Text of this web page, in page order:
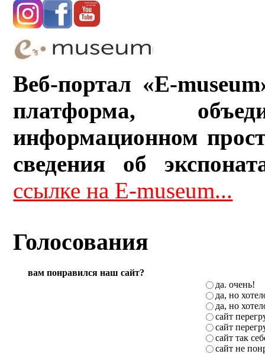
Веб-портал «E-
платформа,
информационном
сведения об
ссылке на E-museum...
Голосования
вам понравился наш сайт?
да. очень!
да, но
да, но
сайт
сайт
сайт так
сайт не